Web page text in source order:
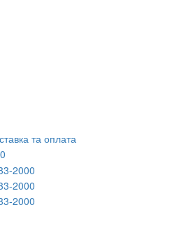
та оплата
2000
2000
2000